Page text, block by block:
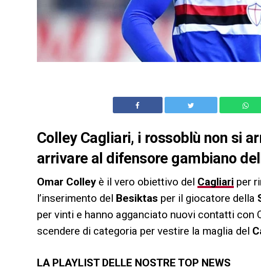
Colley Cagliari, i rossoblù non si
arrivare al difensore gambiano
Omar Colley è il vero obiettivo del Cagliari per
l’inserimento del Besiktas per il giocatore della
per vinti e hanno agganciato nuovi contatti con
scendere di categoria per vestire la maglia del
LA PLAYLIST DELLE NOSTRE TOP NEWS